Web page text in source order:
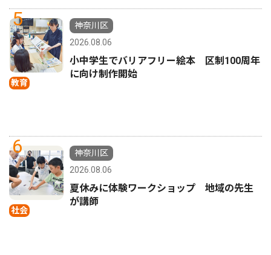
5
教育
神奈川区
2026.08.06
小中学生でバリアフリー絵本 区制100周年
に向け制作開始
6
社会
神奈川区
2026.08.06
夏休みに体験ワークショップ 地域の先生
が講師